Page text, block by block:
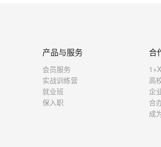
产品与服务
会员服务
实战训练营
就业班
保入职
合
高
企
合
成